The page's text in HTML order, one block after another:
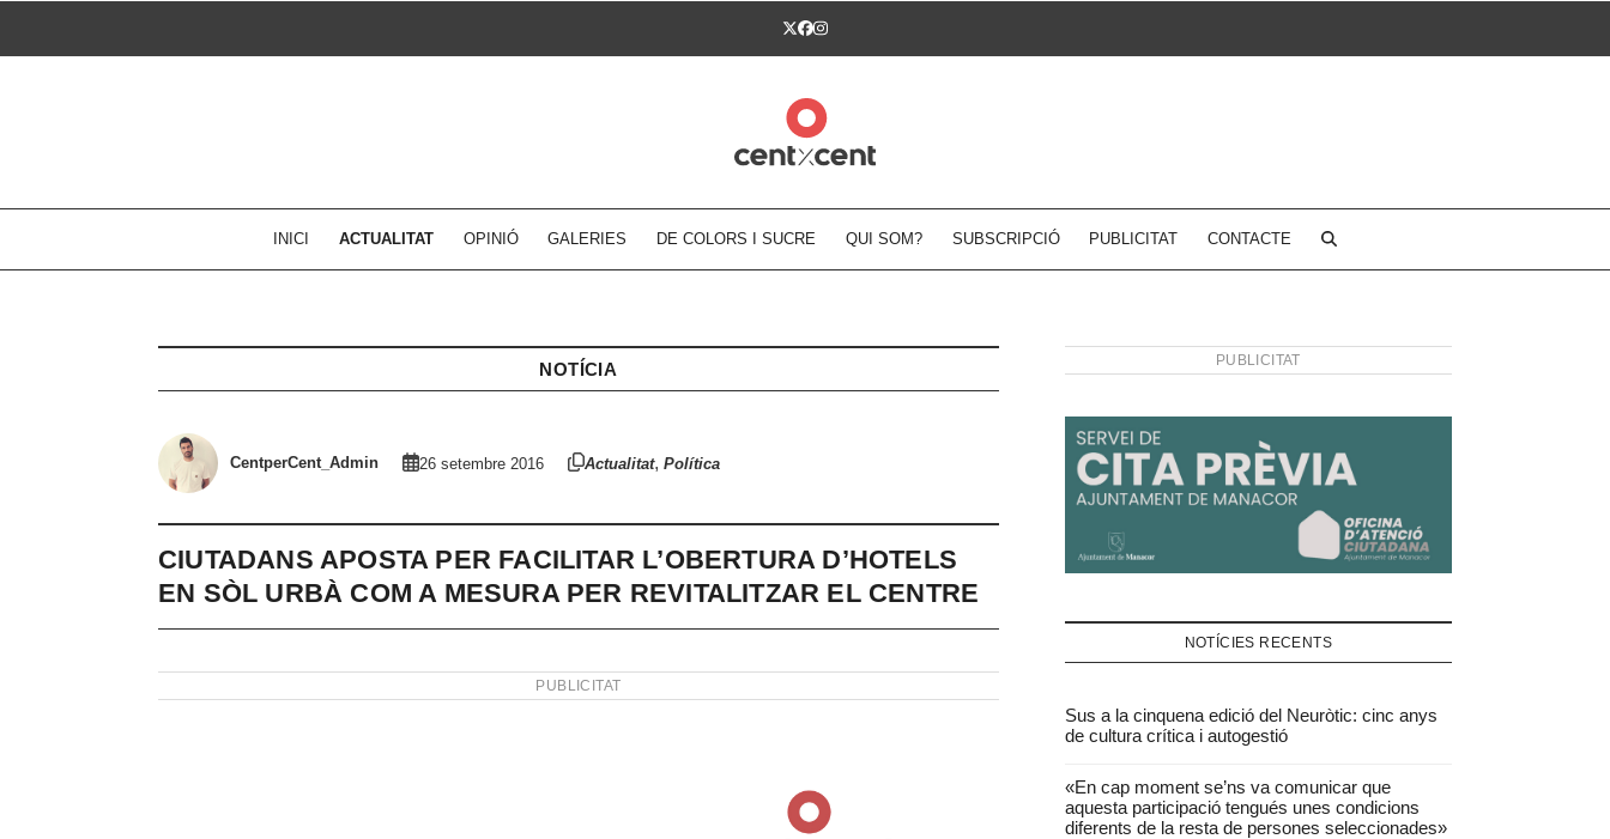
Twitter
Facebook
Instagram
INICI ACTUALITAT OPINIÓ GALERIES DE COLORS I SUCRE QUI SOM? SUBSCRIPCIÓ PUBLICITAT CONTACTE
NOTÍCIA
CentperCent_Admin 26 setembre 2016 Actualitat, Política
CIUTADANS APOSTA PER FACILITAR L’OBERTURA D’HOTELS
EN SÒL URBÀ COM A MESURA PER REVITALITZAR EL CENTRE
PUBLICITAT
PUBLICITAT
NOTÍCIES RECENTS
Sus a la cinquena edició del Neuròtic: cinc anys
de cultura crítica i autogestió
«En cap moment se’ns va comunicar que
aquesta participació tengués unes condicions
diferents de la resta de persones seleccionades»